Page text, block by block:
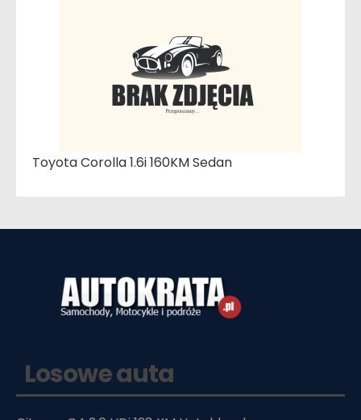
Toyota Corolla 1.6i 160KM Sedan
Losowe auta